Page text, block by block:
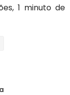
1 minuto de